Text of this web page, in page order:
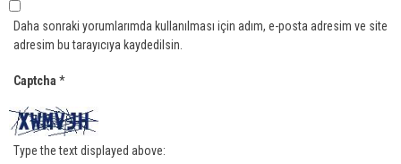
Daha sonraki yorumlarımda kullanılması için adım, e-posta adresim ve site
adresim bu tarayıcıya kaydedilsin.
Captcha *
Type the text displayed above: